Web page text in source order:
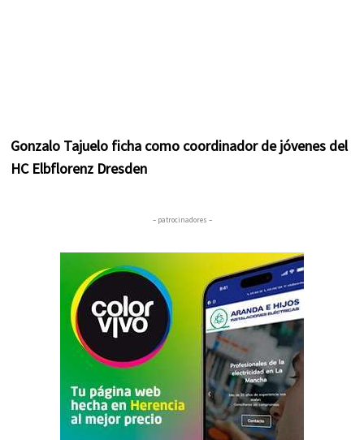
Gonzalo Tajuelo ficha como coordinador de jóvenes del
HC Elbflorenz Dresden
– patrocinadores –